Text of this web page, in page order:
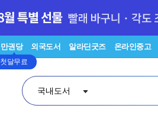
만권당
첫달무료
외국도서 알라딘굿즈 온라인중고
국내도서